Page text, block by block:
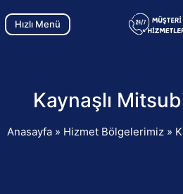
Hızlı Menü
Kaynaşlı
Anasayfa » Hizmet Bölgelerimiz »